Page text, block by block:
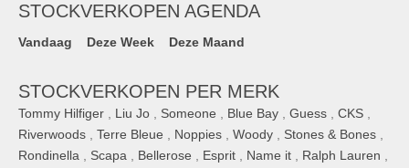
STOCKVERKOPEN AGENDA
Vandaag Deze Week Deze Maand
STOCKVERKOPEN PER MERK
Tommy Hilfiger Liu Jo Someone Blue Bay Guess CKS
Riverwoods
Terre Bleue Noppies Woody Stones & Bones
Rondinella
Scapa Bellerose Esprit Name it Ralph Lauren